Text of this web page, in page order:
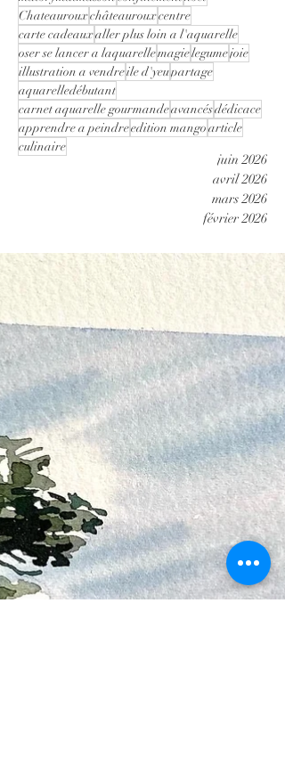
juin 2026
avril 2026
mars 2026
février 2026
Chateaurouxchâteaurouxcentre
carte cadeauxaller plus loin a l'aquarelle
oser se lancer a laquarellemagielegumejoie
illustration a vendreile d'yeupartage
aquarelledébutant
carnet aquarelle gourmandeavancésdédicace
apprendre a peindreedition mangoarticle
culinaire